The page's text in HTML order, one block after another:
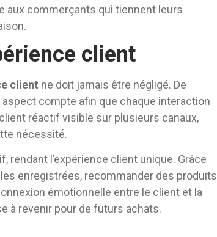
aux commerçants qui tiennent leurs
client
client ne doit jamais être négligé. De
compte afin que chaque interaction
réactif visible sur plusieurs canaux,
nécessité.
rendant l’expérience client unique. Grâce
enregistrées, recommander des produits
émotionnelle entre le client et la
à revenir pour de futurs achats.